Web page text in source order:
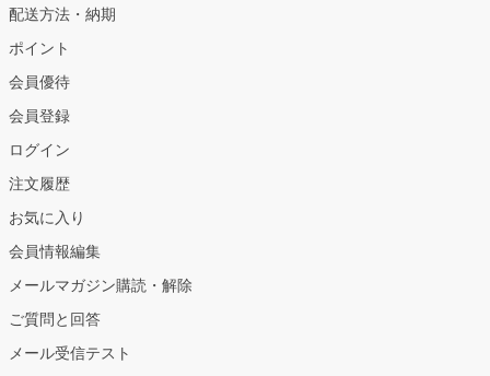
配送方法・納期
ポイント
会員優待
会員登録
ログイン
注文履歴
お気に入り
会員情報編集
メールマガジン購読・解除
ご質問と回答
メール受信テスト